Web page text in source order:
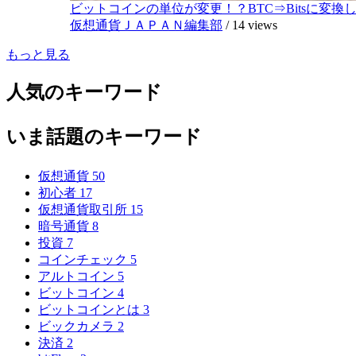
ビットコインの単位が変更！？BTC⇒Bitsに変換し
仮想通貨ＪＡＰＡＮ編集部 / 14 views
もっと見る
人気のキーワード
いま話題のキーワード
仮想通貨 50
初心者 17
仮想通貨取引所 15
暗号通貨 8
投資 7
コインチェック 5
アルトコイン 5
ビットコイン 4
ビットコインとは 3
ビックカメラ 2
決済 2